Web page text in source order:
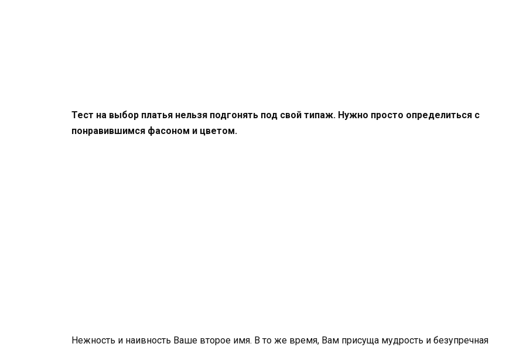
Тест на выбор платья нельзя подгонять под свой типаж. Нужно просто определиться с
понравившимся фасоном и цветом.
Нежность и наивность Ваше второе имя. В то же время, Вам присуща мудрость и безупречная